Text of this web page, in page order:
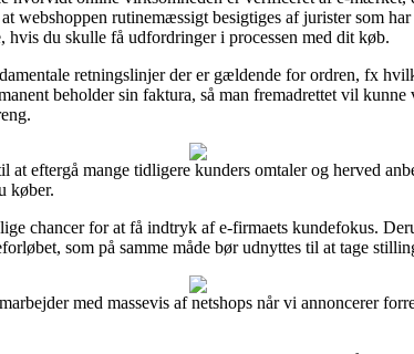
webshoppen rutinemæssigt besigtiges af jurister som
du skulle få udfordringer i processen med dit køb.
retningslinjer der er gældende for ordren, fx
beholder sin faktura, så man fremadrettet vil
eftergå mange tidligere kunders omtaler og herved
køber.
chancer for at få indtryk af e-firmaets kundefokus.
som på samme måde bør udnyttes til at tage
med massevis af netshops når vi annoncerer